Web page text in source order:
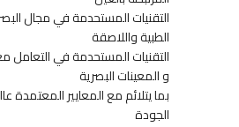
التقنيات المستحدمة في مجال
الطبية واللاصقة
التقنيات المستحدمة في التعامل
و المعينات البصرية
بما يتلائم مع المعايير المعتمدة
الجودة